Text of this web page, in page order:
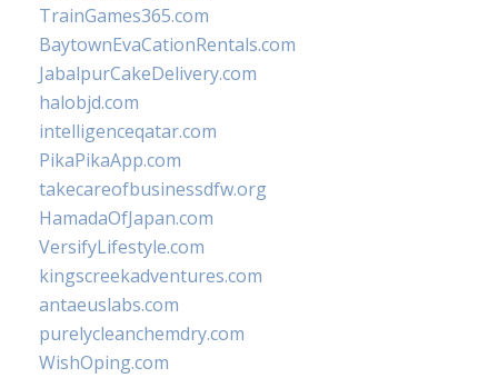
TrainGames365.com
BaytownEvaCationRentals.com
JabalpurCakeDelivery.com
halobjd.com
intelligenceqatar.com
PikaPikaApp.com
takecareofbusinessdfw.org
HamadaOfJapan.com
VersifyLifestyle.com
kingscreekadventures.com
antaeuslabs.com
purelycleanchemdry.com
WishOping.com